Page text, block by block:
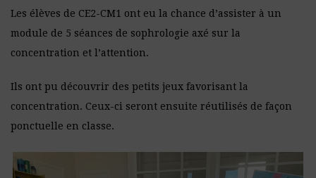
Les élèves de CE2-CM1 ont eu la chance d’assister à un
module de 5 séances de sophrologie axé sur la
concentration et l’attention.
Ils ont pu découvrir des petits jeux favorisant la
concentration. Ceux-ci seront ensuite réutilisés de façon
ponctuelle en classe.